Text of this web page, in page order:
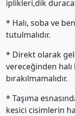
iplikleri,dik
* Halı, soba ve
tutulmalıdır.
* Direkt olarak
vereceğinden
bırakılmamalıdır.
* Taşıma
kesici cisimlerin